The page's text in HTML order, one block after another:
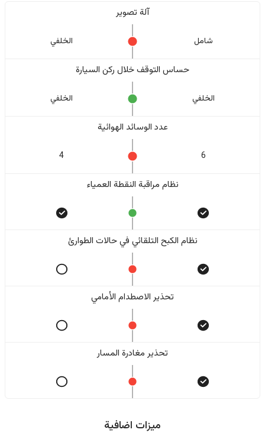
آلة تصوير
شامل الخلفي
حساس التوقف خلال ركن السيارة
الخلفي الخلفي
عدد الوسائد الهوائية
6
4
نظام مراقبة النقطة العمياء
نظام الكبح التلقائي في حالات الطوارئ
تحذير الاصطدام الأمامي
تحذير مغادرة المسار
ميزات اضافية